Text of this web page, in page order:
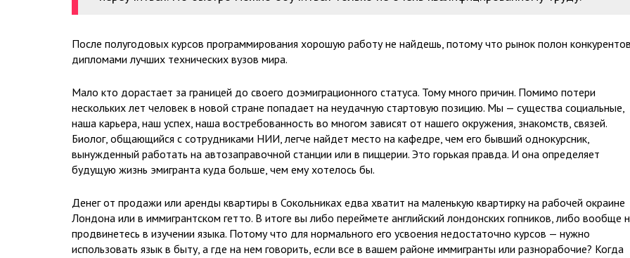
После полугодовых курсов программирования хорошую работу не найдешь, потому что рынок полон
дипломами лучших технических вузов мира.
Мало кто дорастает за границей до своего доэмиграционного статуса. Тому много причин. Помимо потери
нескольких лет человек в новой стране попадает на неудачную стартовую позицию. Мы — существа социальные,
наша карьера, наш успех, наша востребованность во многом зависят от нашего окружения, знакомств, связей.
Биолог, общающийся с сотрудниками НИИ, легче найдет место на кафедре, чем его бывший однокурсник,
вынужденный работать на автозаправочной станции или в пиццерии. Это горькая правда. И она определяет
будущую жизнь эмигранта куда больше, чем ему хотелось бы.
Денег от продажи или аренды квартиры в Сокольниках едва хватит на маленькую квартирку на рабочей окраине
Лондона или в иммигрантском гетто. В итоге вы либо переймете английский лондонских гопников, либо вообще
продвинетесь в изучении языка. Потому что для нормального его усвоения недостаточно курсов — нужно
использовать язык в быту, а где на нем говорить, если все в вашем районе иммигранты или разнорабочие? Когда